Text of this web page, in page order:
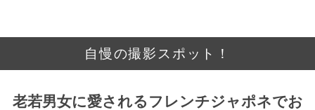
自慢の撮影スポット！
老若男女に愛されるフレンチジャポネでお